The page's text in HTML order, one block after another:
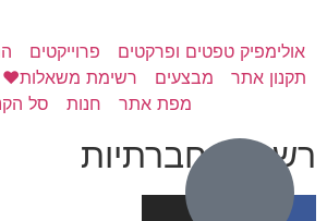
רשתות חברתיות
אולימפיק טפטים ופרקטים פרוייקטים
תקנון אתר
מבצעים רשימת משאלות❤️
מפת אתר
חנות סל